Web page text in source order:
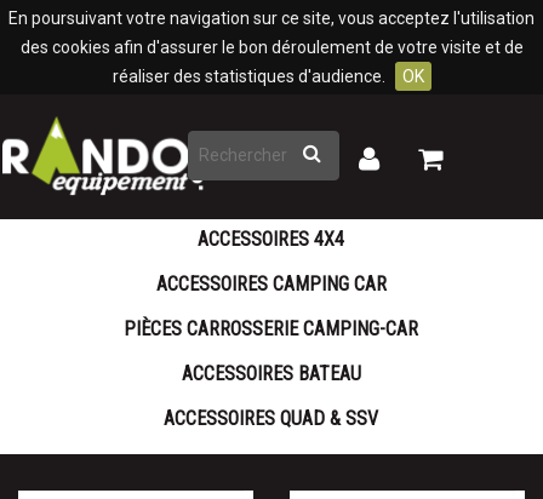
En poursuivant votre navigation sur ce site, vous acceptez l'utilisation
des cookies afin d'assurer le bon déroulement de votre visite et de
réaliser des statistiques d'audience.
OK
Rechercher
Mon
Mon
ACCESSOIRES 4X4
ACCESSOIRES CAMPING CAR
PIÈCES CARROSSERIE CAMPING-CAR
ACCESSOIRES BATEAU
ACCESSOIRES QUAD & SSV
Panneau de gestion des cookies